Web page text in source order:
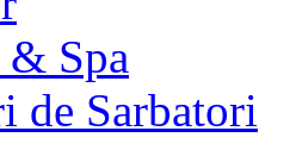
Spa
de Sarbatori